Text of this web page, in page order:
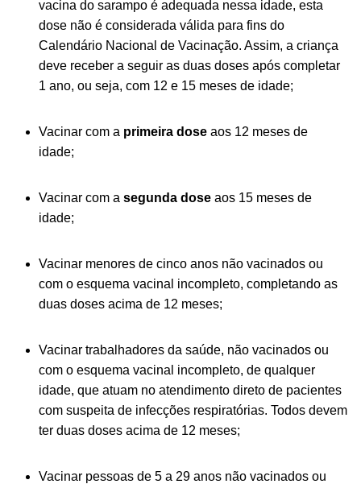
vacina do sarampo é adequada nessa idade, esta
dose não é considerada válida para fins do
Calendário Nacional de Vacinação. Assim, a criança
deve receber a seguir as duas doses após completar
1 ano, ou seja, com 12 e 15 meses de idade;
Vacinar com a primeira dose aos 12 meses de
idade;
Vacinar com a segunda dose aos 15 meses de
idade;
Vacinar menores de cinco anos não vacinados ou
com o esquema vacinal incompleto, completando as
duas doses acima de 12 meses;
Vacinar trabalhadores da saúde, não vacinados ou
com o esquema vacinal incompleto, de qualquer
idade, que atuam no atendimento direto de pacientes
com suspeita de infecções respiratórias. Todos devem
ter duas doses acima de 12 meses;
Vacinar pessoas de 5 a 29 anos não vacinados ou